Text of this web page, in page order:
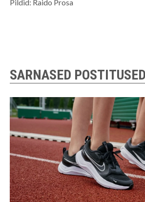
Pildid: Raido Prosa
SARNASED POSTITUSED